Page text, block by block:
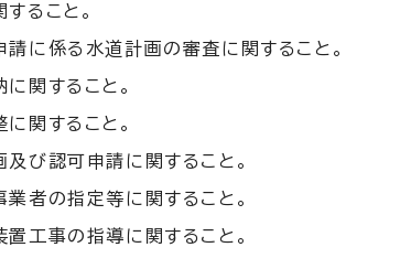
ること。
に係る水道計画の審査に関すること。
関すること。
関すること。
び認可申請に関すること。
者の指定等に関すること。
工事の指導に関すること。